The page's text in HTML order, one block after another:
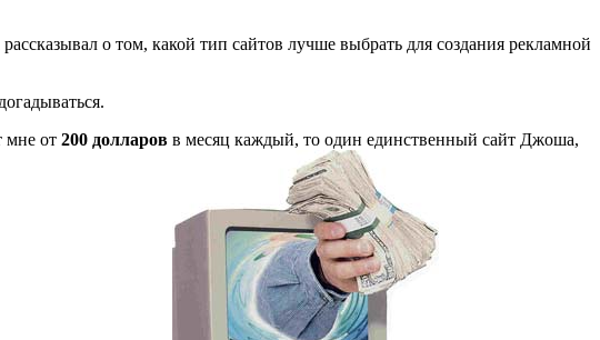
о том, какой тип сайтов лучше выбрать для создания рекламной
мне от 200 долларов в месяц каждый, то один единственный сайт Джоша,